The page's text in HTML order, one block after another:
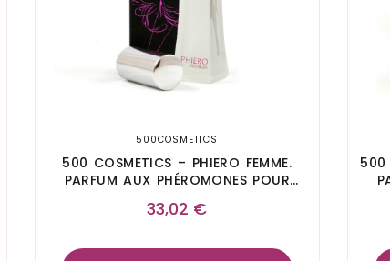
500COSMETICS
500 COSMETICS – PHIERO FEMME.
PARFUM AUX PHÉROMONES POUR
33,02 €
500